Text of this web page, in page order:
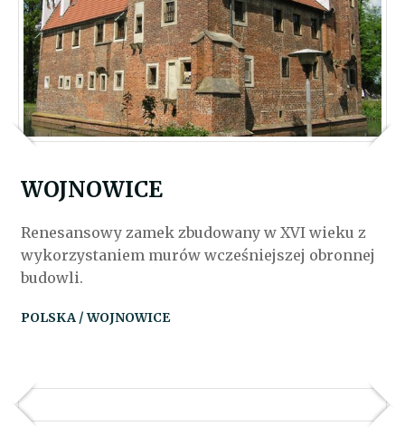
WOJNOWICE
Renesansowy zamek zbudowany w XVI wieku z
wykorzystaniem murów wcześniejszej obronnej
budowli.
POLSKA / WOJNOWICE